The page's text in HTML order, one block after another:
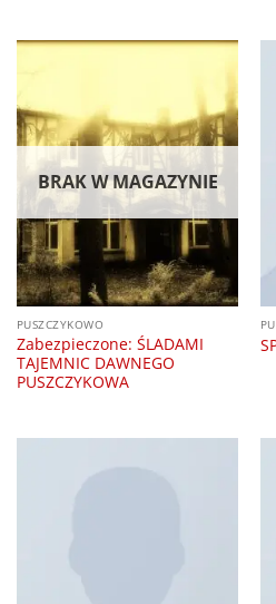
BRAK W MAGAZYNIE
PUSZCZYKOWO
Zabezpieczone: ŚLADAMI
TAJEMNIC DAWNEGO
PUSZCZYKOWA